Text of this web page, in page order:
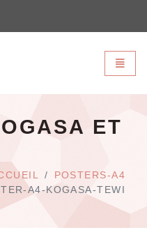
ET
POSTERS-A4
A4-KOGASA-TEWI